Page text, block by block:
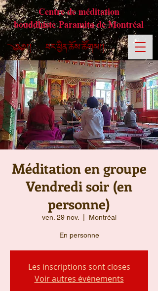
Centre de méditation
bouddhiste Paramita de Montréal
Méditation en groupe
Vendredi soir (en
personne)
ven. 29 nov. Montréal
En personne
Les inscriptions sont closes
Voir autres événements